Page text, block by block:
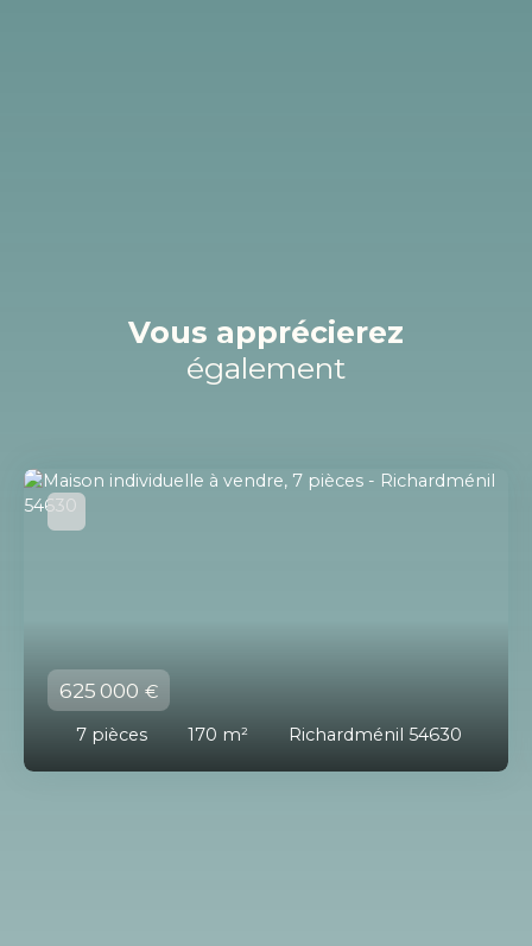
Vous apprécierez
également
625 000 €
7 pièces 170 m² Richardménil 54630